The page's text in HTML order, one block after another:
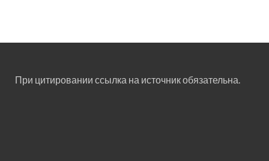
При цитировании ссылка на источник обязательна.